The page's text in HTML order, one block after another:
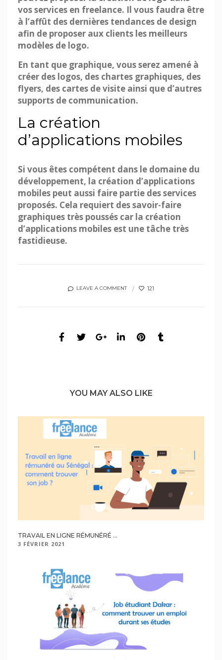
vos services en freelance. Il vous faudra être
à l’affût des dernières tendances de design
afin de proposer aux clients les meilleurs
modèles de logo.
En tant que graphique, vous serez amené à
créer des logos, des chartes graphiques, des
flyers, des cartes de visite ainsi que d’autres
supports de communication.
La création
d’applications mobiles
Si vous êtes compétent dans le domaine du
développement, la création d’applications
mobiles peut aussi faire partie des services
proposés. Cela requiert des savoir-faire
graphiques très poussés car la création
d’applications mobiles est une tâche très
fastidieuse.
LEAVE A COMMENT 121
YOU MAY ALSO LIKE
TRAVAIL EN LIGNE RÉMUNÉRÉ ...
3 FÉVRIER 2021